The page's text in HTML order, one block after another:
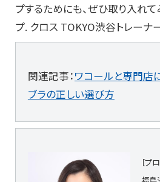
プするためにも、ぜひ取り入れて
プ. クロス TOKYO渋谷トレーナー
関連記事：ワコールと専門店
ブラの正しい選び方
［プ